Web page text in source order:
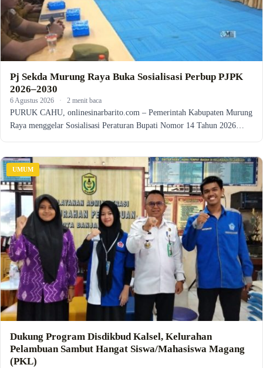
Pj Sekda Murung Raya Buka Sosialisasi Perbup PJPK
2026–2030
6 Agustus 2026 · 2 menit baca
PURUK CAHU, onlinesinarbarito.com – Pemerintah Kabupaten Murung
Raya menggelar Sosialisasi Peraturan Bupati Nomor 14 Tahun 2026…
UMUM
Dukung Program Disdikbud Kalsel, Kelurahan
Pelambuan Sambut Hangat Siswa/Mahasiswa Magang
(PKL)